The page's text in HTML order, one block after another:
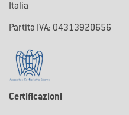
Italia
Partita IVA: 04313920656
Certificazioni